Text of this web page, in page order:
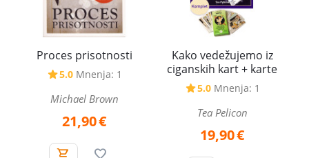
Proces prisotnosti
5.0 Mnenja: 1
Michael Brown
21,90€
Kako vedežujemo iz
ciganskih kart + karte
5.0 Mnenja: 1
Tea Pelicon
19,90€